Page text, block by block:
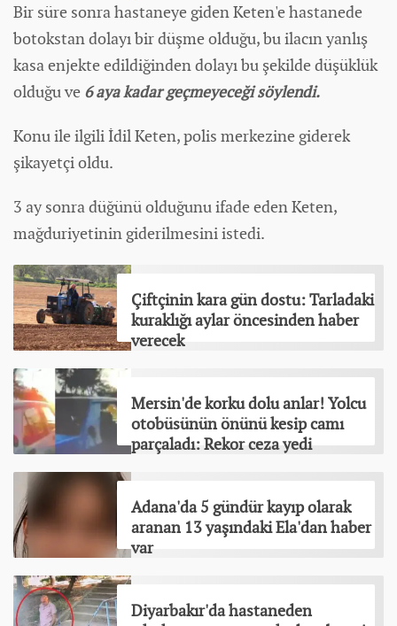
Bir süre sonra hastaneye giden Keten'e hastanede
botokstan dolayı bir düşme olduğu, bu ilacın yanlış
kasa enjekte edildiğinden dolayı bu şekilde düşüklük
olduğu ve 6 aya kadar geçmeyeceği söylendi.
Konu ile ilgili İdil Keten, polis merkezine giderek
şikayetçi oldu.
3 ay sonra düğünü olduğunu ifade eden Keten,
mağduriyetinin giderilmesini istedi.
Çiftçinin kara gün dostu: Tarladaki
kuraklığı aylar öncesinden haber
verecek
Mersin'de korku dolu anlar! Yolcu
otobüsünün önünü kesip camı
parçaladı: Rekor ceza yedi
Adana'da 5 gündür kayıp olarak
aranan 13 yaşındaki Ela'dan haber
var
Diyarbakır'da hastaneden